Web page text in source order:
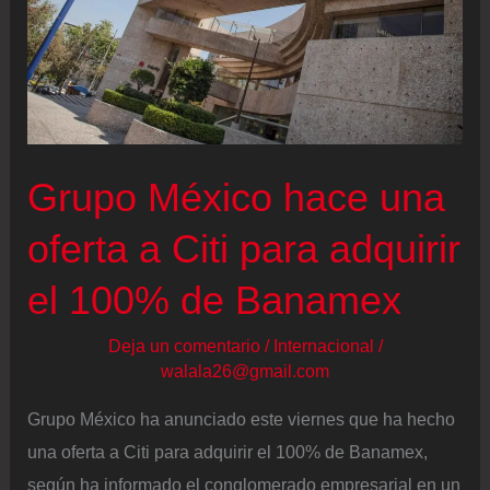
Grupo México hace una
oferta a Citi para adquirir
el 100% de Banamex
Deja un comentario / Internacional /
walala26@gmail.com
Grupo México ha anunciado este viernes que ha hecho
una oferta a Citi para adquirir el 100% de Banamex,
según ha informado el conglomerado empresarial en un